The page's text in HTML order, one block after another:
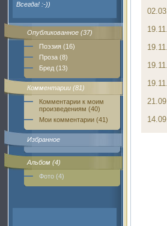
Всегда! :-))
Опубликованное (37)
Поэзия (16)
Проза (8)
Бред (13)
Комментарии (81)
Комментарии к моим
произведениям (40)
Мои комментарии (41)
Избранное
Альбом (4)
Фото (4)